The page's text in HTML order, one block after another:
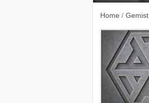
Home / Gemist